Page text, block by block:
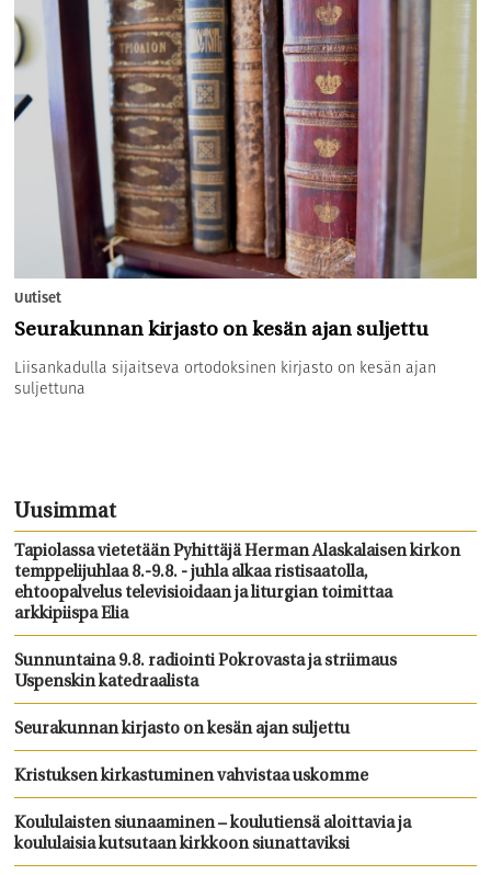
Uutiset
Seurakunnan kirjasto on kesän ajan suljettu
Liisankadulla sijaitseva ortodoksinen kirjasto on kesän ajan
suljettuna
Uusimmat
Tapiolassa vietetään Pyhittäjä Herman Alaskalaisen kirkon
temppelijuhlaa 8.-9.8. - juhla alkaa ristisaatolla,
ehtoopalvelus televisioidaan ja liturgian toimittaa
arkkipiispa Elia
Sunnuntaina 9.8. radiointi Pokrovasta ja striimaus
Uspenskin katedraalista
Seurakunnan kirjasto on kesän ajan suljettu
Kristuksen kirkastuminen vahvistaa uskomme
Koululaisten siunaaminen – koulutiensä aloittavia ja
koululaisia kutsutaan kirkkoon siunattaviksi